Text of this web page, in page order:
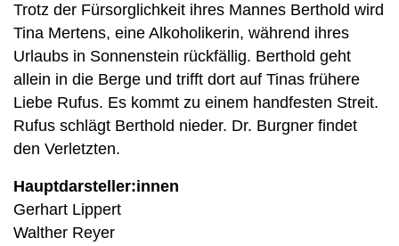
Trotz der Fürsorglichkeit ihres Mannes Berthold wird
Tina Mertens, eine Alkoholikerin, während ihres
Urlaubs in Sonnenstein rückfällig. Berthold geht
allein in die Berge und trifft dort auf Tinas frühere
Liebe Rufus. Es kommt zu einem handfesten Streit.
Rufus schlägt Berthold nieder. Dr. Burgner findet
den Verletzten.
Hauptdarsteller:innen
Gerhart Lippert
Walther Reyer